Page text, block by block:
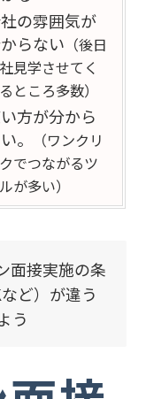
の雰囲気が
らない （後日
見学させてく
ところ多数）
方が分から
。
（ワンクリ
でつながるツ
が多い）
面接実施の条
ど）が違う
う